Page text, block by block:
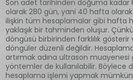
Son adet tarihinden doğuma kadar
olarak 280 gün, yani 40 hafta
ilişkin tüm hesaplamalar gibi hafta
yaklaşık bir tahminden oluşur.
döngüsü birbirinden farklılık gösterir
döngüler düzenli değildir.
artırmak adına ultrason muayenesi
yöntemler de kullanılabilir. Böylece
hesaplama işlemi yapmak mümkün